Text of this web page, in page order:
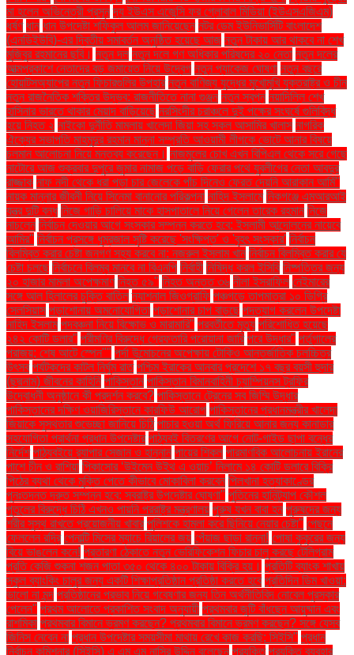
মা হলেন অভিনেত্রী প্রসূন দ্য ইউএস এজেন্সি ফর গ্লোবাল মিডিয়া (ইউএসএজিএম)
ধর্ষণ ধান ধান উপদেষ্টা শফিকুল আলম জানিয়েছেন নটর ডেম ইউনিভার্সিটি বাংলাদেশ
(এনডিইউবি)-এর দ্বিতীয় সমাবর্তন অনুষ্ঠিত হয়েছে আজ নতুন টাকায় আর থাকবে না শেখ
মুজিবুর রহমানের ছবি। নতুন দল নতুন দলে গণ অধিকার পরিষদের ২০ নেতা নতুন দলের
আত্মপ্রকাশে নেতাদের বড় জমায়েত নিয়ে উদ্বেগ নতুন প্যাকেজ ঘোষণা নতুন বছরে
হোয়াটসঅ্যাপের নতুন ফিচারগুলির উপহার নতুন বাণিজ্য যুদ্ধের মুখোমুখি যুক্তরাষ্ট্র ও চীন
নতুন রাজনৈতিক শক্তির উদ্ভব: রাজনীতিতে নানা গুঞ্জন নতুন স্বপ্ন নয়াদিল্লি শেখ
হাসিনার ভারতে থাকার মেয়াদ বাড়িয়েছে নরসিংদীর চরাঞ্চলে দুই পক্ষের সংঘর্ষে গুলিবিদ্ধ
হয়ে নিহত ২ নাইকো দুর্নীতি মামলায় খালেদা জিয়া সহ সকল আসামির খালাস নাগরিক
ঐক্যের সভাপতি মাহমুদুর রহমান মান্না সম্প্রতি আওয়ামী লীগকে ভোটে আনার বিষয়ে
চলমান আলোচনা নিয়ে মন্তব্য করেছেন। নাজমুলের চোখ এখন বিপিএল থেকে সরে গেছে
নাটোরে আজ শুক্রবার দুপুরে জুমার নামাজ পড়ে বাড়ি ফেরার পথে যুবলীগের নেতা আবদুর
রাজ্জাক নাফ নদী থেকে ধরা পড়া চার জেলেকে পাঁচ দিনেও ফেরত দেয়নি আরাকান আর্মি"
নায়ক মান্নার জীবনী নিয়ে সিনেমা বানানোর পরিকল্পনা নাহিদ ইসলামে নিকগঞ্জে এমআরআই
যন্ত্র দুটি বন্ধ নিজে গাড়ি চালিয়ে মাকে হাসপাতালে নিয়ে গেলেন তারেক রহমান নিজে
নাচলেন নির্বাচন দেওয়ার আগে সংস্কার সম্পন্ন করতে হবে: ইসলামী আন্দোলনের নায়েবে
আমির" নির্বাচন প্রসঙ্গে ধূম্রজাল সৃষ্টি করেছে 'সংক্ষিপ্ত' ও 'বৃহৎ সংস্কার' নির্বাচন
বিলম্বিত করার চেষ্টা জনগণ সহ্য করবে না: নজরুল ইসলাম খান নির্বাচন বিলম্বিত করার যে
চেষ্টা চলছে নির্বাচনে বিলম্ব মানবে না বিএনপি নির্বাহী নিষিদ্ধ করল ইসিবি নিষ্পত্তির জন্য
২০ হাজার মামলা অপেক্ষমাণ নিহত ৫৯" নিহত অন্তত ৩৬ নীলা ইসরাফিল নেইমারের
সঙ্গে আল হিলালের চুক্তি বাতিল ন্যাশনাল জিওগ্রাফি পঞ্চগড়ে তাপমাত্রা ১০ ডিগ্রি
সেলসিয়াস পড়াশোনায় অমনোযোগিতা পড়াশোনার চাপ বাড়ছে পদত্যাগ করলেন উপদেষ্টা
নাহিদ ইসলাম পদবঞ্চনা নিয়ে বিক্ষোভ ও মারামারি" পরবর্তীতে মৃত্যু পরিশোধিত হয়েছে
২৪২ কোটি ডলার" পরীমণির বিরুদ্ধে গ্রেফতারি পরোয়ানা জারি পরে উদ্ধার" পর্তুগালের
পরাজয়; শেষ আটে স্পেন"" পর্দা উন্মোচনের অপেক্ষায় টোকিও আন্তর্জাতিক চলচ্চিত্র
উৎসব পর্যটকদের কাটল নির্ঘুম রাত পশ্চিম ইরাকের আনবার প্রদেশে ১৭ বছর বয়সী হুদার
(ছদ্মনাম) জীবনের কাহিনি পাকিস্তান পাকিস্তান বিমানবাহিনী চ্যাম্পিয়নস ট্রফির
উদ্বোধনী অনুষ্ঠানে কী প্রদর্শন করবে? পাকিস্তানে ট্রেনের সব জিম্মি উদ্ধার
পাকিস্তানের দক্ষিণ ওয়াজিরিস্তানে কারফিউ আরোপ পাকিস্তানের প্রধানমন্ত্রীর খালেদা
জিয়াকে সুস্থতার শুভেচ্ছা জানিয়ে চিঠি পাচার হওয়া অর্থ ফিরিয়ে আনার জন্য কানাডার
সহযোগিতা প্রার্থনা প্রধান উপদেষ্টার পাঠ্যবই বিতরণের আগে নোট-গাইড ছাপা বন্ধের
নির্দেশ পাঠ্যবইয়ে র‍্যাপার সেজান ও হান্নান পায়ের শিকল পারমাণবিক আলোচনায় ইরানের
পাশে চীন ও রাশিয়া পিকাসোর ‘উইমেন উইথ এ ওয়াচ’ নিলামে ১৪ কোটি ডলারে বিক্রি
পিঠের ব্যথা থেকে মুক্তি পেতে কীভাবে মোকাবিলা করবেন পিলখানা হত্যাকাণ্ডের
পুনঃতদন্ত দ্রুত সম্পন্ন হবে: স্বরাষ্ট্র উপদেষ্টার ঘোষণা" পুতিনের হানিট্র্যাপ কৌশল
পুতুলের বিরুদ্ধে চিঠি এখনও পায়নি পররাষ্ট্র মন্ত্রণালয় পুরুষ যখন বাবা হন পুরুষদের জন্য
শরীর সুস্থ রাখতে প্রয়োজনীয় খাবার পুলিশকে হামলা করে ছিনিয়ে নেয়ার চেষ্টা" পেছনে
ফেললেন রদ্রি পেনাল্টি মিসের ম্যাচে রিয়ালের জয় পেঁয়াজ ছাড়া রান্না! পোষা কুকুরের জন্য
বিয়ে ভাঙলেন কনে! প্রতারণা ঠেকাতে নতুন ভেরিফিকেশন ফিচার চালু করছে টেলিগ্রাম
প্রতি কেজি শুকনা শজন পাতা ৩৫০ থেকে ৪০০ টাকায় বিক্রি হয়। প্রতিটি ব্যাংক শাখায়
স্কুল ব্যাংকিং চালুর জন্য একটি শিক্ষাপ্রতিষ্ঠান প্রতিষ্ঠা করতে হবে প্রতিদিন ডিম খাওয়া:
ভালো না মন্দ প্রতিষ্ঠানের প্রভাব নিয়ে গবেষণার জন্য তিন অর্থনীতিবিদ নোবেল পুরস্কার
পেলেন" প্রথম আলোতে প্রকাশিত সংবাদ অনুযায়ী প্রথমবার জুটি বাঁধছেন আয়ুষ্মান এবং
রাশমিকা প্রথমবার বিমানে ভ্রমণ করছেন? প্রথমবার বিমানে ভ্রমণ করছেন? সঙ্গে যেসব
জিনিস নেবেন না প্রধান উপদেষ্টার সময়সীমা মাথায় রেখে কাজ করছি: সিইসি" প্রধান
নির্বাচন কমিশনার (সিইসি) এ এম এম নাসির উদ্দিন বলেছেন প্রযুক্তি প্রযুক্তি ব্যবহার